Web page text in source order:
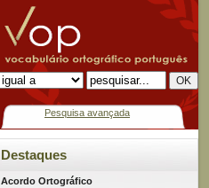
Pesquisa avançada
Destaques
Acordo Ortográfico